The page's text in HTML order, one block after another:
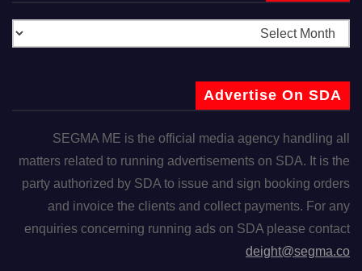
Advertise On SDA
SEGMA ME is the official media agency handling all
matters related to running advertisements on SDA. It is the
party authorized by SDA to issue and sign booking orders
and invoice the clients and collect payments. For any
enquiries concerning running ads on SDA please contact
deight@segma.co